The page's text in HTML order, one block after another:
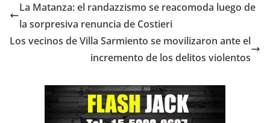
La Matanza: el randazzismo se reacomoda luego de
la sorpresiva renuncia de Costieri
Los vecinos de Villa Sarmiento se movilizaron ante el
incremento de los delitos violentos